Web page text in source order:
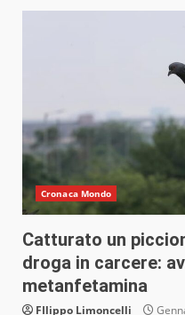
Cronaca Mondo
Catturato un
droga in carcere:
metanfetamina
FIlippo Limoncelli